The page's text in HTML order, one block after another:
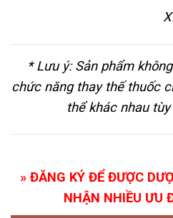
* Lưu ý: Sản phẩm
chức năng thay thế thuốc
thể khác nhau
» ĐĂNG KÝ ĐỂ ĐƯỢC
NHẬN NHIỀU ƯU